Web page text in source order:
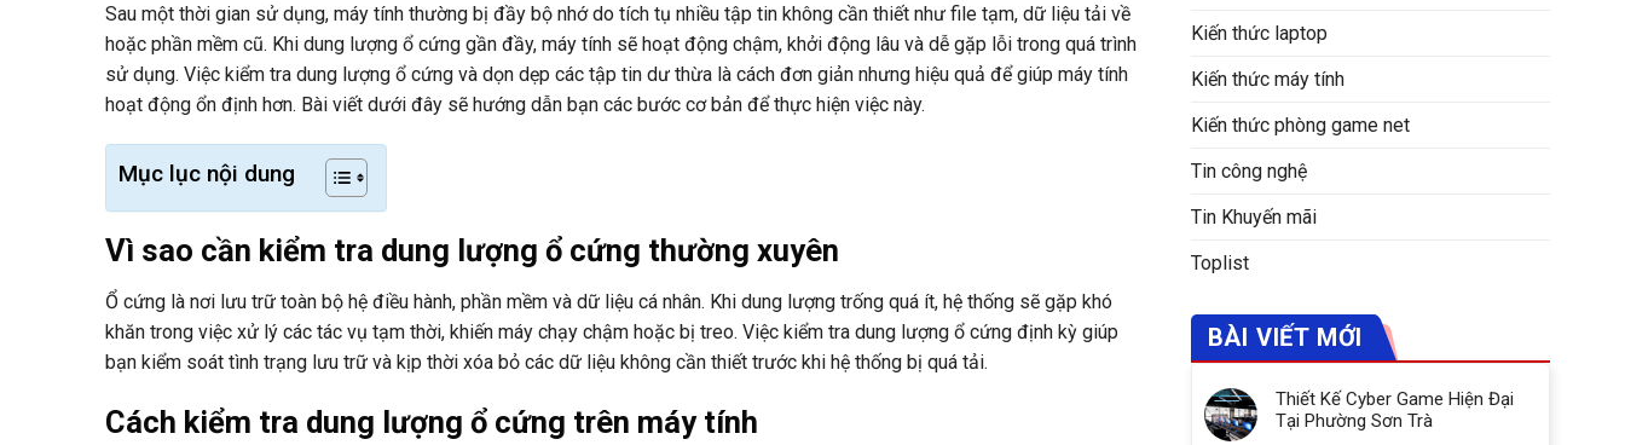
Sau một thời gian sử dụng, máy tính thường bị đầy bộ nhớ do tích tụ nhiều tập tin không cần thiết như file tạm, dữ liệu tải về
hoặc phần mềm cũ. Khi dung lượng ổ cứng gần đầy, máy tính sẽ hoạt động chậm, khởi động lâu và dễ gặp lỗi trong quá trình
sử dụng. Việc kiểm tra dung lượng ổ cứng và dọn dẹp các tập tin dư thừa là cách đơn giản nhưng hiệu quả để giúp máy tính
hoạt động ổn định hơn. Bài viết dưới đây sẽ hướng dẫn bạn các bước cơ bản để thực hiện việc này.
Mục lục nội dung
Vì sao cần kiểm tra dung lượng ổ cứng thường xuyên
Ổ cứng là nơi lưu trữ toàn bộ hệ điều hành, phần mềm và dữ liệu cá nhân. Khi dung lượng trống quá ít, hệ thống sẽ gặp khó
khăn trong việc xử lý các tác vụ tạm thời, khiến máy chạy chậm hoặc bị treo. Việc kiểm tra dung lượng ổ cứng định kỳ giúp
bạn kiểm soát tình trạng lưu trữ và kịp thời xóa bỏ các dữ liệu không cần thiết trước khi hệ thống bị quá tải.
Cách kiểm tra dung lượng ổ cứng trên máy tính
Kiến thức laptop
Kiến thức máy tính
Kiến thức phòng game net
Tin công nghệ
Tin Khuyến mãi
Toplist
BÀI VIẾT MỚI
Thiết Kế Cyber Game Hiện Đại
Tại Phường Sơn Trà